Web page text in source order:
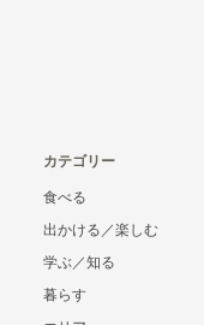
カテゴリー
食べる
出かける／楽しむ
学ぶ／知る
暮らす